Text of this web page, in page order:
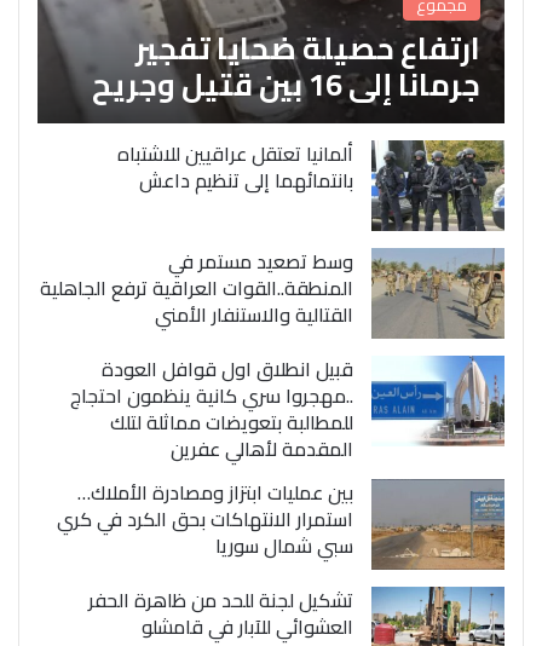
ارتفاع حصيلة ضحايا تفجير
جرمانا إلى 16 بين قتيل وجريح
ألمانيا تعتقل عراقيين للاشتباه
بانتمائهما إلى تنظيم داعش
وسط تصعيد مستمر في
المنطقة..القوات العراقية ترفع الجاهلية
القتالية والاستنفار الأمني
قبيل انطلاق اول قوافل العودة
..مهجروا سري كانية ينظمون احتجاج
للمطالبة بتعويضات مماثلة لتلك
المقدمة لأهالي عفرين
بين عمليات ابتزاز ومصادرة الأملاك…
استمرار الانتهاكات بحق الكرد في كري
سبي شمال سوريا
تشكيل لجنة للحد من ظاهرة الحفر
العشوائي للآبار في قامشلو